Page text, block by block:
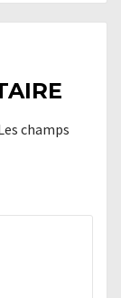
champs